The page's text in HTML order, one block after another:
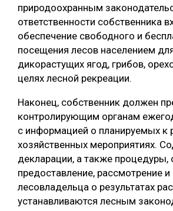
природоохранным
ответственности собственника
обеспечение свободного и
посещения лесов населением
дикорастущих ягод, грибов,
целях лесной рекреации.
Наконец, собственник должен
контролирующим органам
с информацией о планируемых к
хозяйственных мероприятиях.
декларации, а также
предоставление, рассмотрение
лесовладельца о результатах
устанавливаются лесным